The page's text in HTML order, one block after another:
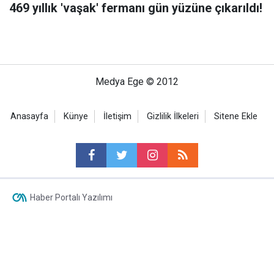
469 yıllık 'vaşak' fermanı gün yüzüne çıkarıldı!
Medya Ege © 2012
Anasayfa Künye İletişim Gizlilik İlkeleri Sitene Ekle
Haber Portalı Yazılımı